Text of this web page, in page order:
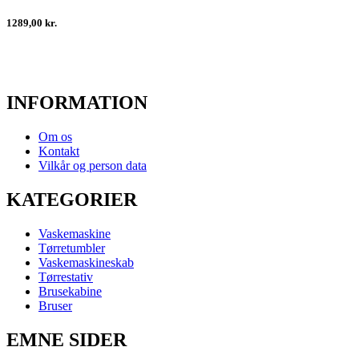
1289,00 kr.
INFORMATION
Om os
Kontakt
Vilkår og person data
KATEGORIER
Vaskemaskine
Tørretumbler
Vaskemaskineskab
Tørrestativ
Brusekabine
Bruser
EMNE SIDER